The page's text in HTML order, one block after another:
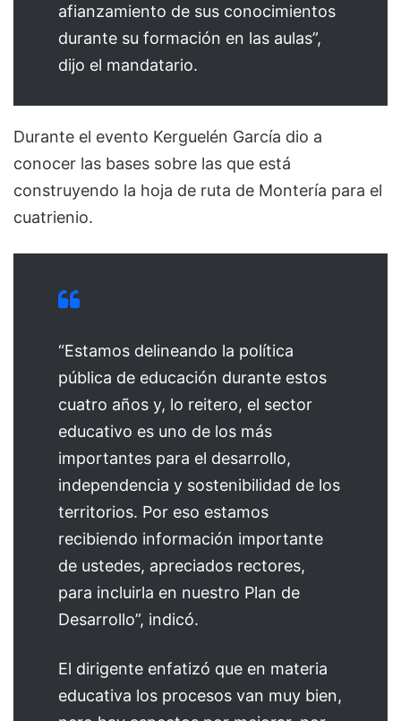
afianzamiento de sus conocimientos
durante su formación en las aulas”,
dijo el mandatario.
Durante el evento Kerguelén García dio a
conocer las bases sobre las que está
construyendo la hoja de ruta de Montería para el
cuatrienio.
“Estamos delineando la política
pública de educación durante estos
cuatro años y, lo reitero, el sector
educativo es uno de los más
importantes para el desarrollo,
independencia y sostenibilidad de los
territorios. Por eso estamos
recibiendo información importante
de ustedes, apreciados rectores,
para incluirla en nuestro Plan de
Desarrollo”, indicó.
El dirigente enfatizó que en materia
educativa los procesos van muy bien,